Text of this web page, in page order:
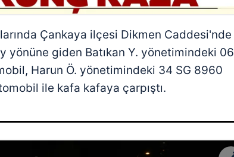
Çankaya ilçesi Dikmen Caddesi'nde
yönüne giden Batıkan Y. yönetimindeki 06
Harun Ö. yönetimindeki 34 SG 8960
ile kafa kafaya çarpıştı.